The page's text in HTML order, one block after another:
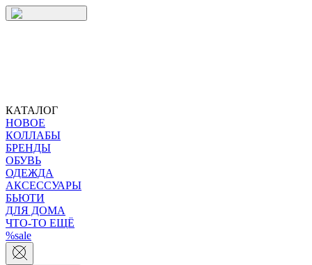
КАТАЛОГ
НОВОЕ
КОЛЛАБЫ
БРЕНДЫ
ОБУВЬ
ОДЕЖДА
АКСЕССУАРЫ
БЬЮТИ
ДЛЯ ДОМА
ЧТО-ТО ЕЩЁ
%sale